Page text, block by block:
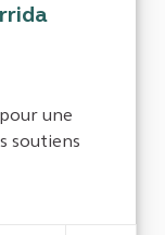
une
soutiens
Occitanie